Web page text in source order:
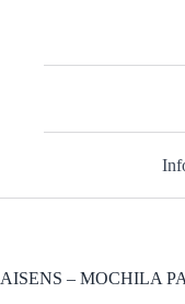
AISENS – MOCHILA